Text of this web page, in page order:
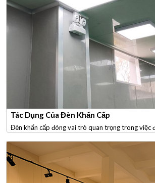
Tác Dụng Của Đèn Khẩn Cấp
Đèn khẩn cấp đóng vai trò quan trọng trong việc